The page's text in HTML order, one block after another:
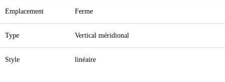
Emplacement Ferme
Type Vertical méridional
Style linéaire